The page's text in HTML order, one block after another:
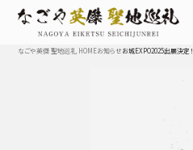
なごや英傑 聖地巡礼 HOMEお知らせお城EXPO2025出展決定！